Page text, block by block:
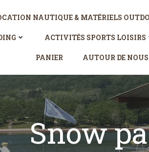
NAUTIQUE & MATÉRIELS
ACTIVITÉS SPORTS LOISIRS
PANIER AUTOUR DE NOUS
Snow